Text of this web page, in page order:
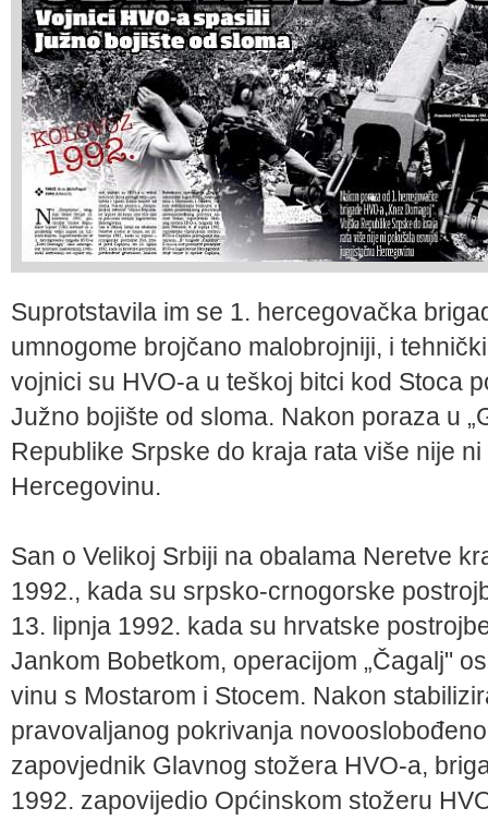
Suprotstavila im se 1. hercegovačka
umnogo­me brojčano malobrojniji, i
vojnici su HVO-a u teškoj bitci kod Stoca
Južno bojište od sloma. Nakon poraza u
Republi­ke Srpske do kraja rata više nije
Hercegovinu.
San o Velikoj Srbiji na obalama Neretve
1992., kada su srpsko-crnogorske
13. lipnja 1992. kada su hrvatske
Jankom Bobetkom, operacijom „Čagalj"
vinu s Mostarom i Stocem. Nakon
pravovaljanog pokrivanja
zapovjednik Glav­nog stožera HVO-a,
1992. zapovijedio Općinskom stožeru